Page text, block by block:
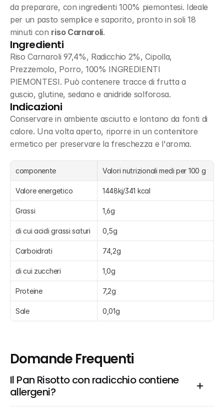
da preparare, con ingredienti 100% piemontesi. Ideale
per un pasto semplice e saporito, pronto in soli 18
minuti con riso Carnaroli.
Ingredienti
Riso Carnaroli 97,4%, Radicchio 2%, Cipolla,
Prezzemolo, Porro, 100% INGREDIENTI
PIEMONTESI. Può contenere tracce di frutta a
guscio, glutine, sedano e anidride solforosa.
Indicazioni
Conservare in ambiente asciutto e lontano da fonti di
calore. Una volta aperto, riporre in un contenitore
ermetico per preservare la freschezza e l'aroma.
componente Valori nutrizionali medi per 100 g
Valore energetico 1448kj/341 kcal
Grassi 1,6g
di cui acidi grassi saturi 0,5g
Carboidrati 74,2g
di cui zuccheri 1,0g
Proteine 7,2g
Sale 0,01g
Domande Frequenti
Il Pan Risotto con radicchio contiene
allergeni?